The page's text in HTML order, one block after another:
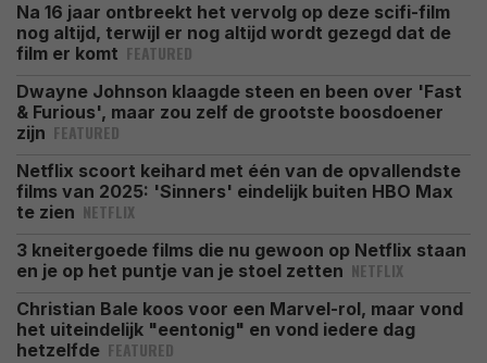
Na 16 jaar ontbreekt het vervolg op deze scifi-film
nog altijd, terwijl er nog altijd wordt gezegd dat de
film er komt FEATURED
Dwayne Johnson klaagde steen en been over 'Fast
& Furious', maar zou zelf de grootste boosdoener
zijn FEATURED
Netflix scoort keihard met één van de opvallendste
films van 2025: 'Sinners' eindelijk buiten HBO Max
te zien NETFLIX
3 kneitergoede films die nu gewoon op Netflix staan
en je op het puntje van je stoel zetten NETFLIX
Christian Bale koos voor een Marvel-rol, maar vond
het uiteindelijk "eentonig" en vond iedere dag
hetzelfde FEATURED